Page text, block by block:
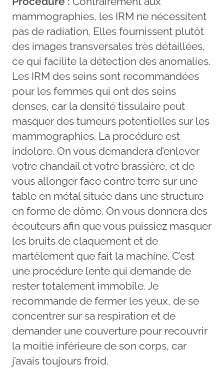
mammographies, les IRM ne nécessitent
pas de radiation. Elles fournissent plutôt
des images transversales très détaillées,
ce qui facilite la détection des anomalies.
Les IRM des seins sont recommandées
pour les femmes qui ont des seins
denses, car la densité tissulaire peut
masquer des tumeurs potentielles sur les
mammographies. La procédure est
indolore. On vous demandera d’enlever
votre chandail et votre brassière, et de
vous allonger face contre terre sur une
table en métal située dans une structure
en forme de dôme. On vous donnera des
écouteurs afin que vous puissiez masquer
les bruits de claquement et de
martèlement que fait la machine. C’est
une procédure lente qui demande de
rester totalement immobile. Je
recommande de fermer les yeux, de se
concentrer sur sa respiration et de
demander une couverture pour recouvrir
la moitié inférieure de son corps, car
j’avais toujours froid.